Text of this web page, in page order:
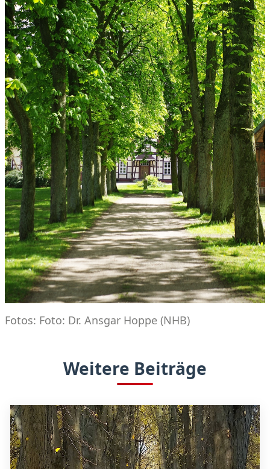
Fotos: Foto: Dr. Ansgar Hoppe (NHB)
Weitere Beiträge